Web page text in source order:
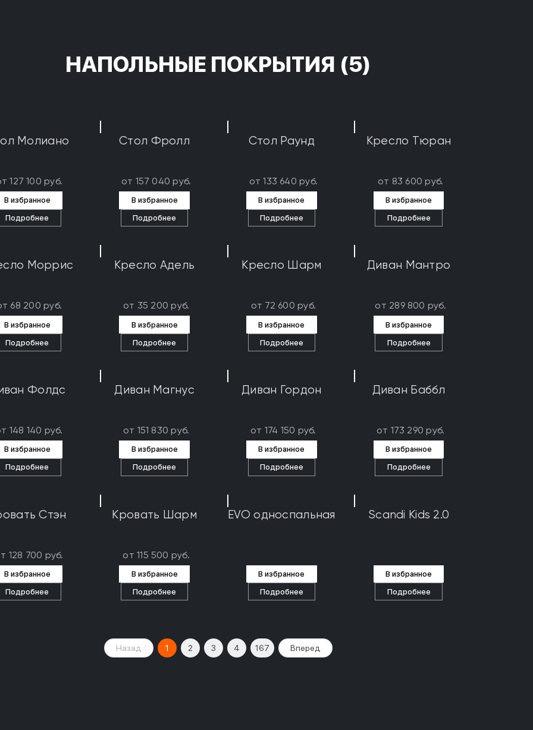
НАПОЛЬНЫЕ ПОКРЫТИЯ (5)
Молиано
127 100 руб.
В избранное
Подробнее
Стол Фролл
от 157 040 руб.
В избранное
Подробнее
Стол Раунд
от 133 640 руб.
В избранное
Подробнее
Кресло Тюран
от 83 600 руб.
В избранное
Подробнее
Моррис
68 200 руб.
В избранное
Подробнее
Кресло Адель
от 35 200 руб.
В избранное
Подробнее
Кресло Шарм
от 72 600 руб.
В избранное
Подробнее
Диван Мантро
от 289 800 руб.
В избранное
Подробнее
Фолдс
148 140 руб.
В избранное
Подробнее
Диван Магнус
от 151 830 руб.
В избранное
Подробнее
Диван Гордон
от 174 150 руб.
В избранное
Подробнее
Диван Баббл
от 173 290 руб.
В избранное
Подробнее
Стэн
128 700 руб.
В избранное
Подробнее
Кровать Шарм
от 115 500 руб.
В избранное
Подробнее
EVO односпальная
В избранное
Подробнее
Scandi Kids 2.0
В избранное
Подробнее
Назад 1 2 3 4 167 Вперед